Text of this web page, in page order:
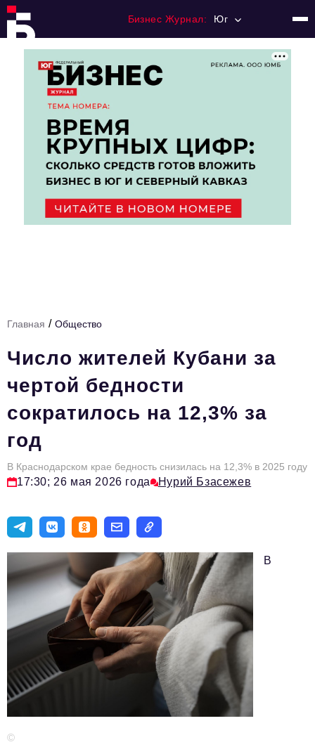
Бизнес Журнал: Юг
Франчайзинг
Номера журнала
Категории:
Финансы
Цитаты
Аналитика
Главное
Интервью
Сделано в России
Точки роста
Персона
Управление
Красота и здоровье
Энергетика
Недвижимость
Мнение
Главная / Общество
Число жителей Кубани за
чертой бедности
сократилось на 12,3% за
год
В Краснодарском крае бедность снизилась на 12,3% в 2025 году
17:30; 26 мая 2026 года Нурий Бзасежев
©
В